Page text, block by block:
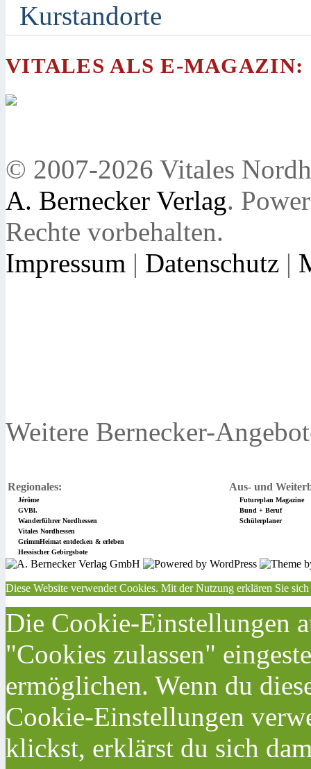
Kurstandorte
VITALES ALS E-MAGAZIN:
© 2007-2026 Vitales
A. Bernecker Verlag.
Rechte vorbehalten.
Impressum | Datenschutz |
Weitere Bernecker-
Regionales: Aus- und
Jérôme
Futureplan Magazine
GVBl.
Bund + Beruf
Wanderführer Nordhessen
Schülerplaner
Vitales Nordhessen
GrimmHeimat entdecken & erleben
Hessischer Gebirgsbote
Diese Website verwendet Cookies. Mit der Nutzung erklären Sie
Die Cookie-Einstellungen
"Cookies zulassen"
ermöglichen. Wenn du
Cookie-Einstellungen
klickst, erklärst du sich